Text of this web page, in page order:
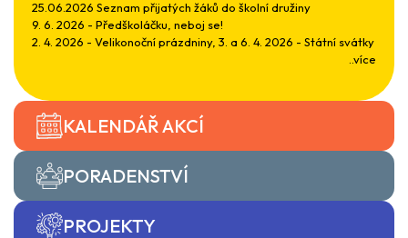
25.06.2026 Seznam přijatých žáků do školní družiny
9. 6. 2026 - Předškoláčku, neboj se!
2. 4. 2026 - Velikonoční prázdniny, 3. a 6. 4. 2026 - Státní svátky
..více
KALENDÁŘ AKCÍ
PORADENSTVÍ
PROJEKTY